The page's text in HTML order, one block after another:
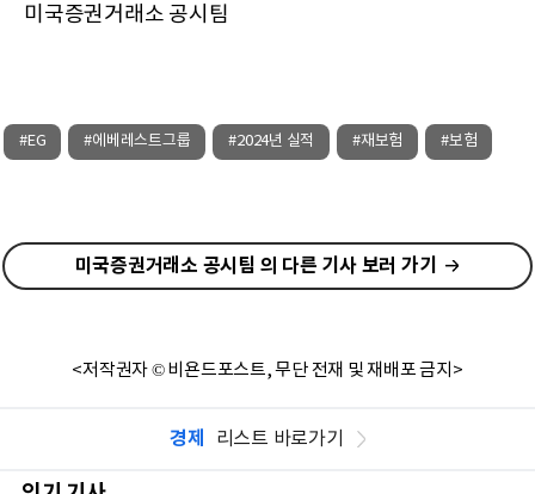
미국증권거래소 공시팀
#EG #에베레스트그룹 #2024년 실적 #재보험 #보험
미국증권거래소 공시팀 의 다른 기사 보러 가기
<저작권자 © 비욘드포스트, 무단 전재 및 재배포 금지>
경제 리스트 바로가기